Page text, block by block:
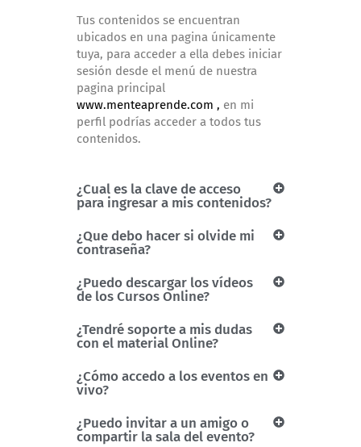
Tus contenidos se encuentran
ubicados en una pagina únicamente
tuya, para acceder a ella debes iniciar
sesión desde el menú de nuestra
pagina principal
www.menteaprende.com , en mi
perfil podrías acceder a todos tus
contenidos.
¿Cual es la clave de acceso
para ingresar a mis contenidos?
¿Que debo hacer si olvide mi
contraseña?
¿Puedo descargar los vídeos
de los Cursos Online?
¿Tendré soporte a mis dudas
con el material Online?
¿Cómo accedo a los eventos en
vivo?
¿Puedo invitar a un amigo o
compartir la sala del evento?